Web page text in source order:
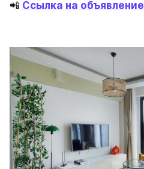
📲 Ссылка на объявление